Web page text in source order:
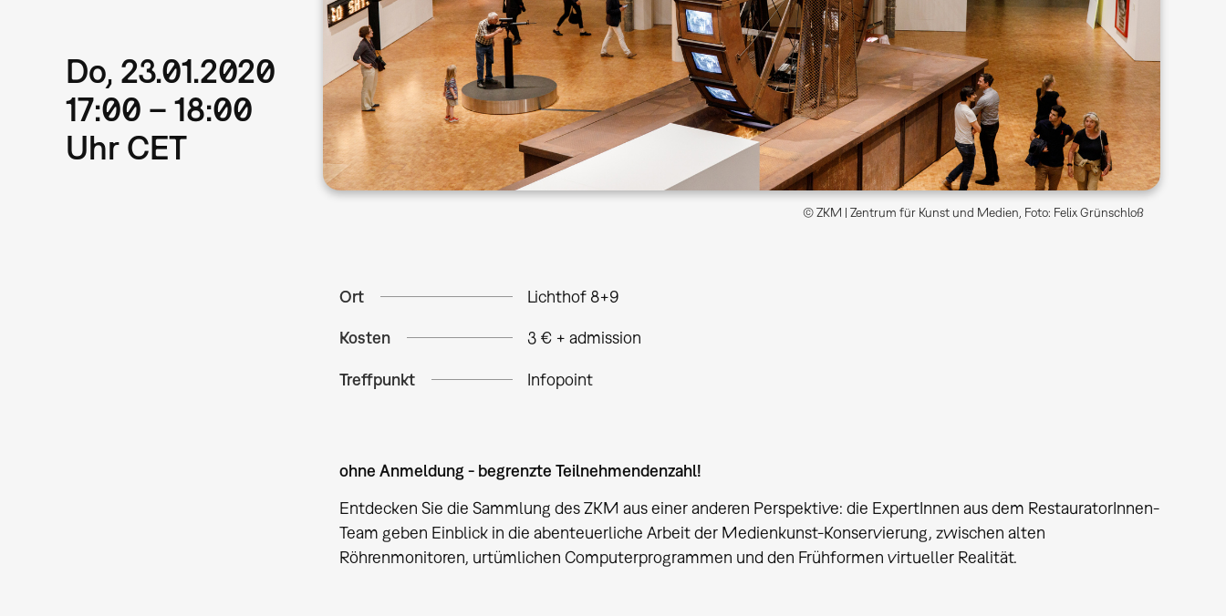
Do, 23.01.2020
17:00 – 18:00
Uhr CET
© ZKM | Zentrum für Kunst und Medien, Foto: Felix Grünschloß
Ort Lichthof 8+9
Kosten 3 € + admission
Treffpunkt Infopoint
ohne Anmeldung - begrenzte Teilnehmendenzahl!
Entdecken Sie die Sammlung des ZKM aus einer anderen Perspektive: die ExpertInnen aus dem RestauratorInnen-
Team geben Einblick in die abenteuerliche Arbeit der Medienkunst-Konservierung, zwischen alten
Röhrenmonitoren, urtümlichen Computerprogrammen und den Frühformen virtueller Realität.